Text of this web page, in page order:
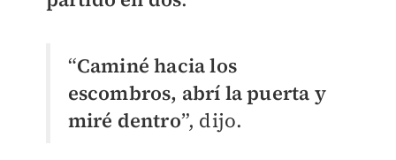
“Caminé hacia los
escombros, abrí la puerta y
miré dentro”, dijo.